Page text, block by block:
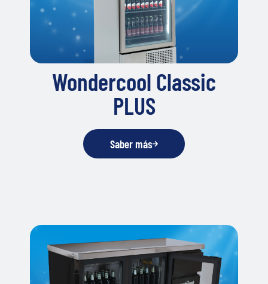
Wondercool Classic
PLUS
Saber más